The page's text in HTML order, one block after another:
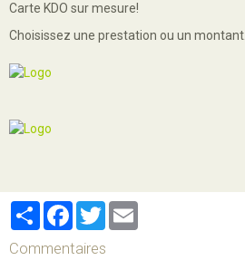
Carte KDO sur mesure!
Choisissez une prestation ou un montant.
PartagerFacebook
Twitter
Commentaires